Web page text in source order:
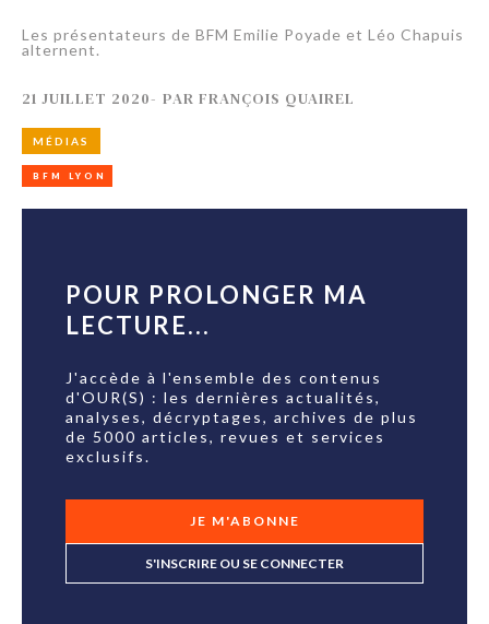
Les présentateurs de BFM Emilie Poyade et Léo Chapuis
alternent.
21 JUILLET 2020- PAR FRANÇOIS QUAIREL
MÉDIAS
BFM LYON
POUR PROLONGER MA
LECTURE...
J'accède à l'ensemble des contenus
d'OUR(S) : les dernières actualités,
analyses, décryptages, archives de plus
de 5000 articles, revues et services
exclusifs.
JE M'ABONNE
S'INSCRIRE OU SE CONNECTER